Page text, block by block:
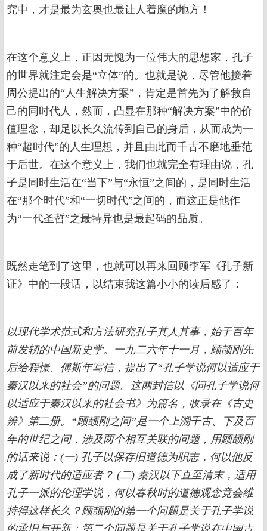
究中，才是最为玄奥也最让人着魔的地方！
在这个意义上，正因无愧为一位伟大的思想家，孔子
的世界就注定会是“立体”的。也就是说，尽管他接着
周公提出的“人生解决方案”，肯定是首先为了解救自
己的同时代人，然而，凸显在那种“解决方案”中的价
值理念，却足以长久流传到自己的身后，从而成为一
种“超时代”的人生理想，并且由此而千古不磨地垂范
于后世。在这个意义上，我们也就完全有理由说，孔
子是同时生活在“当下”与“永恒”之间的，是同时生活
在“那个时代”和“一切时代”之间的，而这正是他作
为“一代圣哲”之最特异也是最起码的品质。
既然走笔到了这里，也就可以再来回顾李军《孔子新
证》中的一段话，以结束我这篇小小的读后感了：
以现代学术范式和方法研究孔子其人其事，始于百年
前发轫的中国新史学。一九二六年十一月，顾颉刚先
后给程憬、傅斯年写信，提出了“孔子学说何以适应于
秦汉以来的社会”的问题。这两封信以《问孔子学说何
以适应于秦汉以来的社会书》为篇名，收录在《古史
辨》第二册。“顾颉刚之问”是一个上溯千古、下及百
年的世纪之问，涉及两个相互关联的问题，用顾颉刚
的话来说：(一) 孔子以保存旧道德为职志，何以他反
成了新时代的适应者？ (二) 秦汉以下直至清末，适用
孔子一派的伦理学说，何以春秋时的道德观念竟会维
持得这样长久？顾颉刚的第一个问题是关于孔子学说
的承旧与开新；第二个问题是关于孔子学说在中国古